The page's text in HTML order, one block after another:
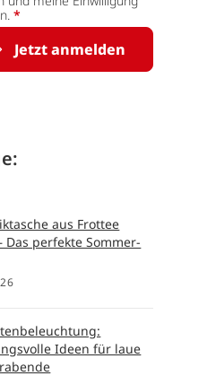
*
Jetzt anmelden
aus Frottee
Das perfekte Sommer-
Ideen für laue